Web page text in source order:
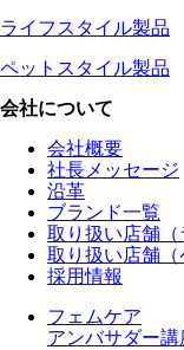
ライフスタイル製品
ペットスタイル製品
会社について
会社概要
社長メッセージ
沿革
ブランド一覧
取り扱い店舗（
取り扱い店舗（
採用情報
フェムケア
アンバサダー講